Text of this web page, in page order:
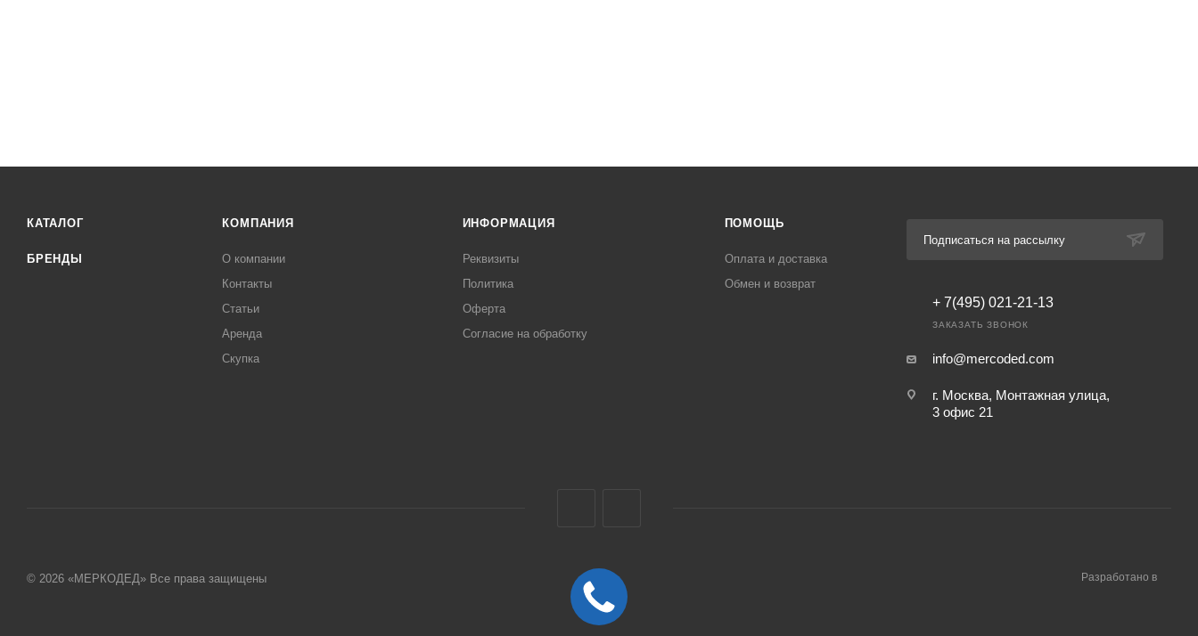
КАТАЛОГ
БРЕНДЫ
КОМПАНИЯ
О компании
Контакты
Статьи
Аренда
Скупка
ИНФОРМАЦИЯ
Реквизиты
Политика
Оферта
Согласие на обработку
ПОМОЩЬ
Оплата и доставка
Обмен и возврат
Подписаться на рассылку
+ 7(495) 021-21-13
ЗАКАЗАТЬ ЗВОНОК
info@mercoded.com
г. Москва, Монтажная улица,
3 офис 21
© 2026 «МЕРКОДЕД» Все права защищены Разработано в